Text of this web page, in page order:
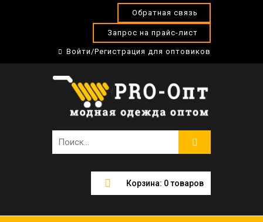
Обратная связь
Запрос на прайс-лист
Войти/Регистрация для оптовиков
Корзина: 0товаров